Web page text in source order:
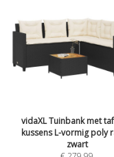
vidaXL Tuinbank met
kussens L-vormig poly
zwart